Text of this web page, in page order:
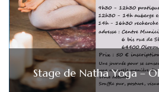
Stage de Natha Yoga –